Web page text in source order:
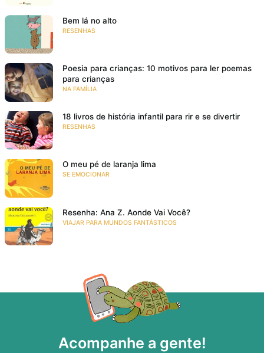
Bem lá no alto
RESENHAS
Poesia para crianças: 10 motivos para ler poemas
para crianças
NA FAMÍLIA
18 livros de história infantil para rir e se divertir
RESENHAS
O meu pé de laranja lima
SE EMOCIONAR
Resenha: Ana Z. Aonde Vai Você?
VIAJAR PARA MUNDOS FANTÁSTICOS
Acompanhe a gente!